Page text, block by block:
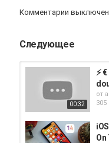
‏iPhone 11
iOS 14
Категория
iphone
Комментарии
Следующее
00:32
⚡️
от
On